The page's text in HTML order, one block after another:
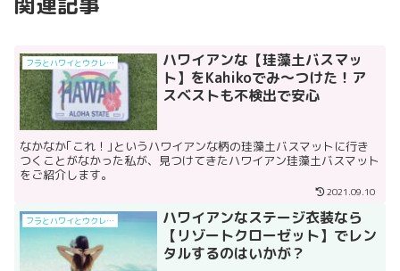
フラとハワイとウクレレと
ハワイアンな【珪藻土バスマッ
ト】をKahikoでみ～つけた！ア
スベストも不検出で安心
なかなか｢これ！｣というハワイアンな柄の珪藻土バスマットに行き
つくことがなかった私が、見つけてきたハワイアン珪藻土バスマット
をご紹介します。
2021.09.10
フラとハワイとウクレレと
ハワイアンなステージ衣装なら
【リゾートクローゼット】でレン
タルするのはいかが？